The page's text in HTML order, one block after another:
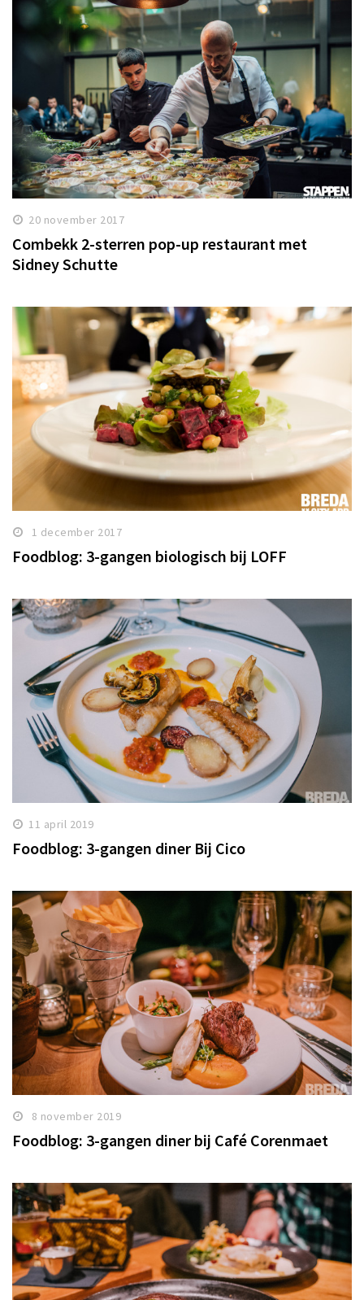
20 november 2017
Combekk 2-sterren pop-up restaurant met
Sidney Schutte
1 december 2017
Foodblog: 3-gangen biologisch bij LOFF
11 april 2019
Foodblog: 3-gangen diner Bij Cico
8 november 2019
Foodblog: 3-gangen diner bij Café Corenmaet